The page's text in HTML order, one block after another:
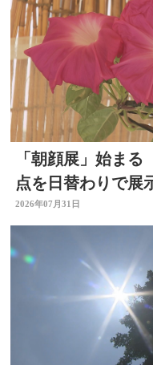
「朝顔展」始ま
点を日替わりで
2026年07月31日